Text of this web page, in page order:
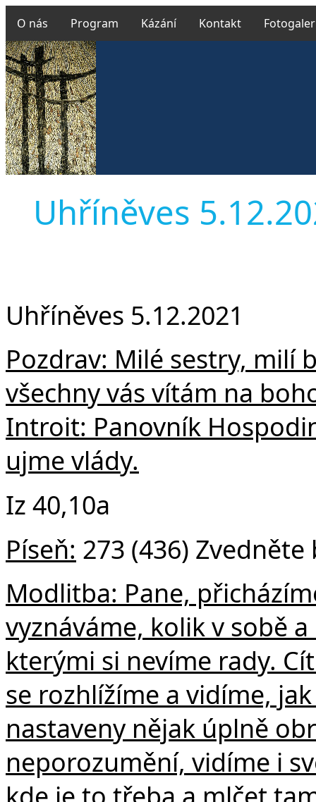
O nás Program Kázání Kontakt
Uhříněves
Uhříněves 5.12.2021
Pozdrav: Milé sestry, milí
všechny vás vítám na
Introit: Panovník
ujme vlády.
Iz 40,10a
Píseň: 273 (436)
Modlitba: Pane,
vyznáváme, kolik v sobě
kterými si nevíme rady.
se rozhlížíme a vidíme,
nastaveny nějak úplně
neporozumění, vidíme i